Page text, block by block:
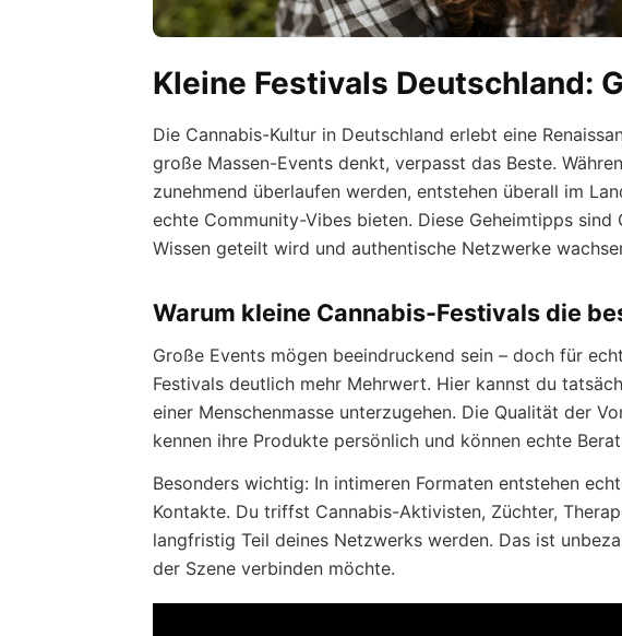
Kleine Festivals Deutschland:
Die Cannabis-Kultur in Deutschland erlebt eine
große Massen-Events denkt, verpasst das Beste.
zunehmend überlaufen werden, entstehen überall im
echte Community-Vibes bieten. Diese Geheimtipps
Wissen geteilt wird und authentische Netzwerke
Warum kleine Cannabis-Festivals die
Große Events mögen beeindruckend sein – doch für
Festivals deutlich mehr Mehrwert. Hier kannst du
einer Menschenmasse unterzugehen. Die Qualität der
kennen ihre Produkte persönlich und können echte
Besonders wichtig: In intimeren Formaten entstehen
Kontakte. Du triffst Cannabis-Aktivisten, Züchter,
langfristig Teil deines Netzwerks werden. Das ist
der Szene verbinden möchte.